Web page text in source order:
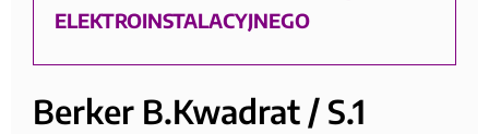
ELEKTROINSTALACYJNEGO
Berker B.Kwadrat / S.1